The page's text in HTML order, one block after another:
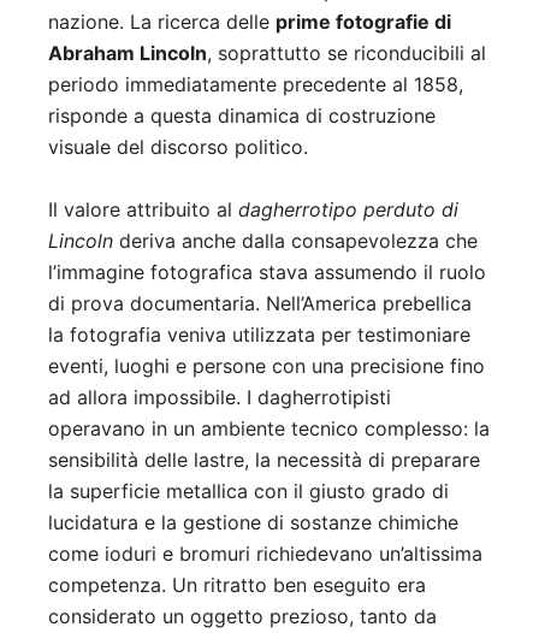
nazione. La ricerca delle prime fotografie di
Abraham Lincoln, soprattutto se riconducibili al
periodo immediatamente precedente al 1858,
risponde a questa dinamica di costruzione
visuale del discorso politico.
Il valore attribuito al dagherrotipo perduto di
Lincoln deriva anche dalla consapevolezza che
l’immagine fotografica stava assumendo il ruolo
di prova documentaria. Nell’America prebellica
la fotografia veniva utilizzata per testimoniare
eventi, luoghi e persone con una precisione fino
ad allora impossibile. I dagherrotipisti
operavano in un ambiente tecnico complesso: la
sensibilità delle lastre, la necessità di preparare
la superficie metallica con il giusto grado di
lucidatura e la gestione di sostanze chimiche
come ioduri e bromuri richiedevano un’altissima
competenza. Un ritratto ben eseguito era
considerato un oggetto prezioso, tanto da